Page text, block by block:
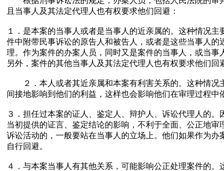
且当事人及其法定代理人也有权要求他们回避：
１．是本案的当事人或者是当事人的近亲属的。这种情况
件中附带民事诉讼的原告人和被告人，或者是这些当事人
理。作为案件的办案人员，同时又是案件的当事人，或当
另外，案件的其他当事人及其法定代理人也有权要求他们回
２．本人或者其近亲属和本案有利害关系的。这种情况
间接地影响到他们的利益，这样也会影响他们在审理过程
３．担任过本案的证人、鉴定人、辩护人、诉讼代理人的
当初提供的证言、鉴定结论的影响，不利于全面、公正地
诉讼活动的，一般要站在当事人的立场上。他们如果作为
自行回避。
４．与本案当事人有其他关系，可能影响公正处理案件的